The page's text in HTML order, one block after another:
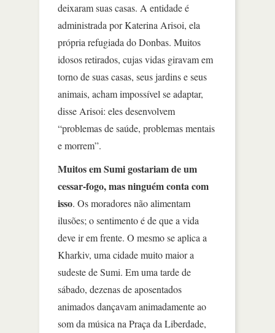
deixaram suas casas. A entidade é
administrada por Katerina Arisoi, ela
própria refugiada do Donbas. Muitos
idosos retirados, cujas vidas giravam em
torno de suas casas, seus jardins e seus
animais, acham impossível se adaptar,
disse Arisoi: eles desenvolvem
“problemas de saúde, problemas mentais
e morrem”.
Muitos em Sumi gostariam de um
cessar-fogo, mas ninguém conta com
isso. Os moradores não alimentam
ilusões; o sentimento é de que a vida
deve ir em frente. O mesmo se aplica a
Kharkiv, uma cidade muito maior a
sudeste de Sumi. Em uma tarde de
sábado, dezenas de aposentados
animados dançavam animadamente ao
som da música na Praça da Liberdade,